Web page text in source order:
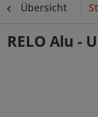
Übersicht
RELO Alu -